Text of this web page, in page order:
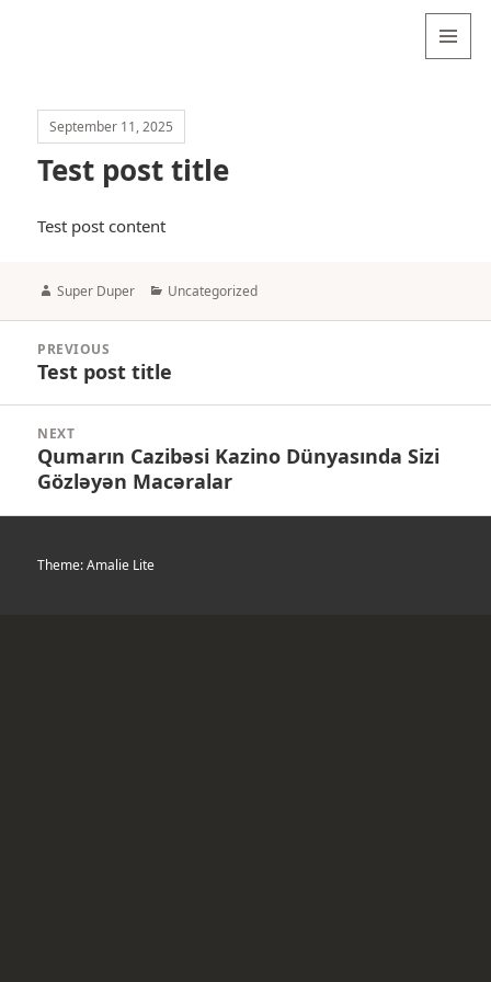
September 11, 2025
Test post title
Test post content
Author
Super Duper Categories
Uncategorized
PREVIOUS
Previous
Test post title
NEXT
Next
post:
Qumarın Cazibəsi Kazino Dünyasında Sizi
Gözləyən Macəralar
Theme: Amalie Lite